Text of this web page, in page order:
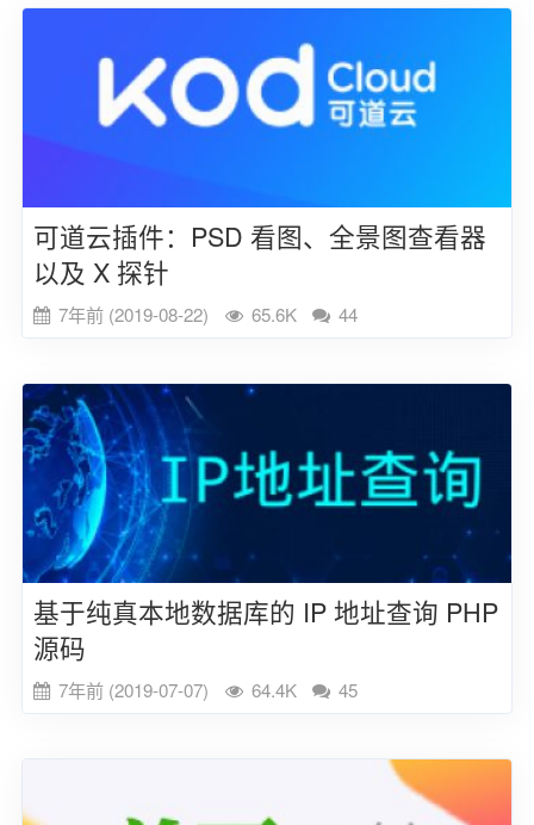
可道云插件：PSD 看图、全景图查看器
以及 X 探针
7年前 (2019-08-22) 65.6K 44
基于纯真本地数据库的 IP 地址查询 PHP
源码
7年前 (2019-07-07) 64.4K 45